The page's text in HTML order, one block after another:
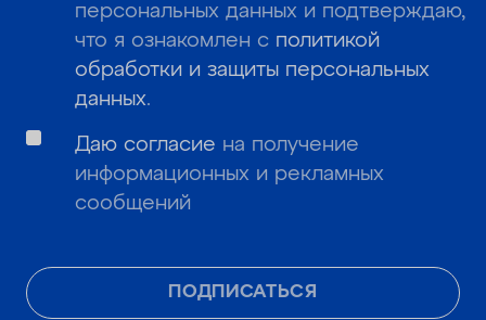
ПОДПИСАТЬСЯ
персональных данных и подтверждаю,
что я ознакомлен с политикой
обработки и защиты персональных
данных.
Даю согласие на получение
информационных и рекламных
сообщений